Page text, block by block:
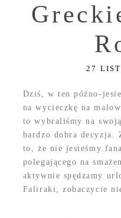
27
Dziś, w ten późno-
na wycieczkę na
to wybraliśmy na
bardzo dobra decyzja.
to, że nie jesteśmy
polegającego na
aktywnie spędzamy
Faliraki, zobaczycie